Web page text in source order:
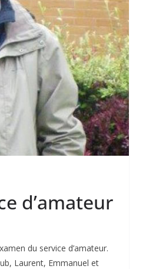
d’amateur
du service d’amateur.
Laurent, Emmanuel et